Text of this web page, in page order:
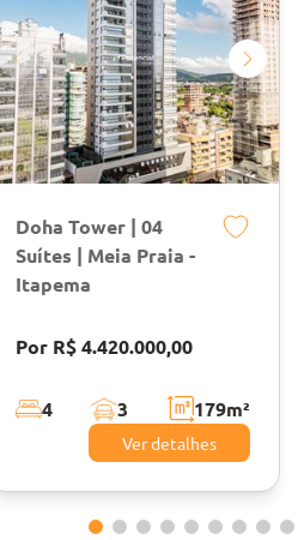
Doha Tower | 04
Suítes | Meia Praia -
Itapema
Por R$ 4.420.000,00
4 3 179m²
Ver detalhes